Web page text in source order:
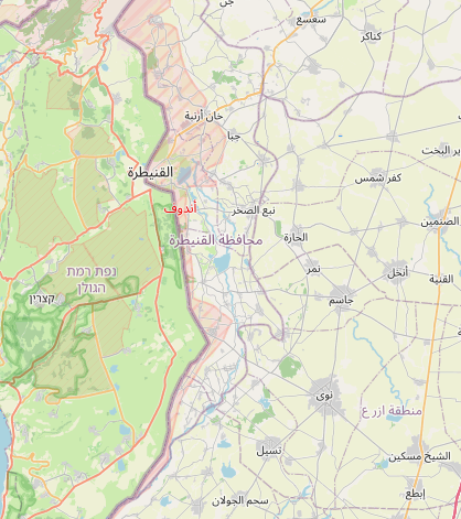
1-700-501-440